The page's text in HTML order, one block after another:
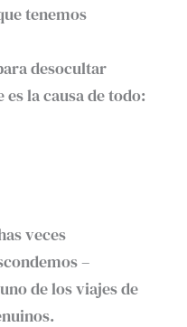
tenemos
desocultar
la causa de todo:
veces
–
de los viajes de